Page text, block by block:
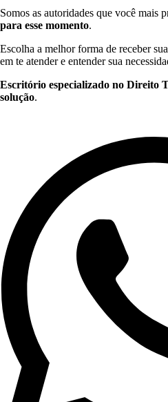
Somos as autoridades que você mais
para esse momento.
Escolha a melhor forma de receber
em te atender e entender sua
Escritório especializado no Direito
solução.